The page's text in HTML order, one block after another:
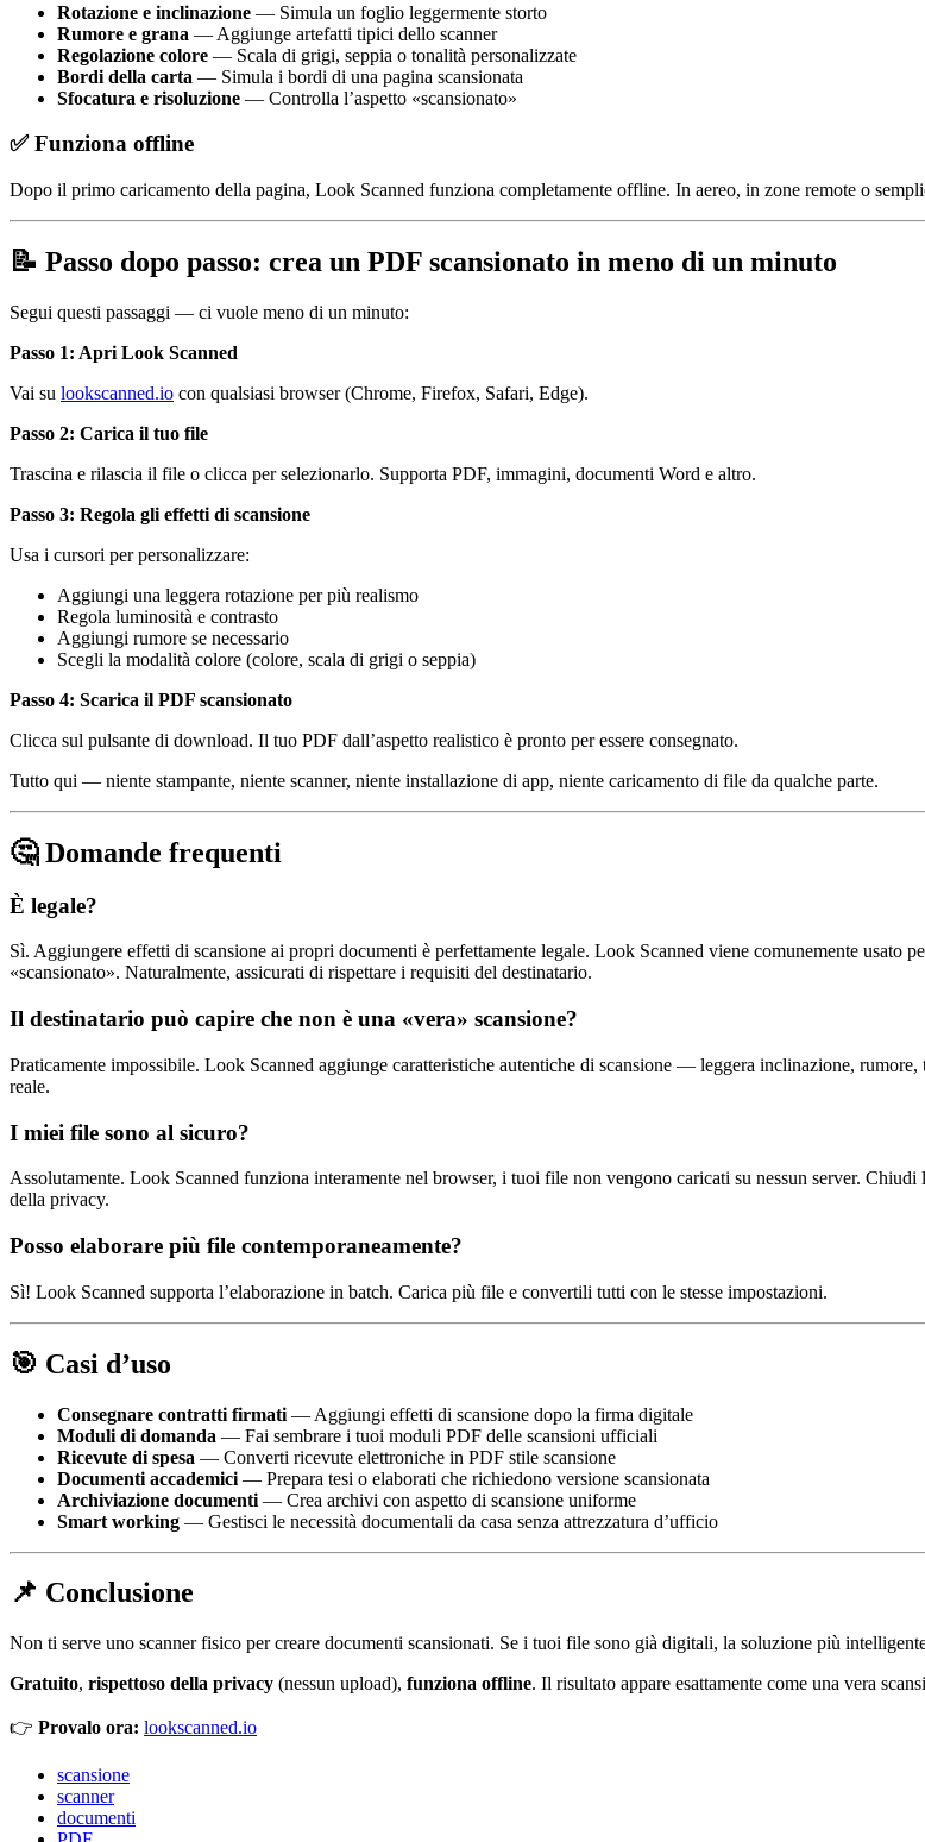
Rotazione e inclinazione — Simula un foglio leggermente storto
Rumore e grana — Aggiunge artefatti tipici dello scanner
Regolazione colore — Scala di grigi, seppia o tonalità personalizzate
Bordi della carta — Simula i bordi di una pagina scansionata
Sfocatura e risoluzione — Controlla l’aspetto «scansionato»
✅ Funziona offline
Dopo il primo caricamento della pagina, Look Scanned funziona completamente offline. In aereo, in zone remote o
📝 Passo dopo passo: crea un PDF scansionato in meno di un minuto
Segui questi passaggi — ci vuole meno di un minuto:
Passo 1: Apri Look Scanned
Vai su lookscanned.io con qualsiasi browser (Chrome, Firefox, Safari, Edge).
Passo 2: Carica il tuo file
Trascina e rilascia il file o clicca per selezionarlo. Supporta PDF, immagini, documenti Word e altro.
Passo 3: Regola gli effetti di scansione
Usa i cursori per personalizzare:
Aggiungi una leggera rotazione per più realismo
Regola luminosità e contrasto
Aggiungi rumore se necessario
Scegli la modalità colore (colore, scala di grigi o seppia)
Passo 4: Scarica il PDF scansionato
Clicca sul pulsante di download. Il tuo PDF dall’aspetto realistico è pronto per essere consegnato.
Tutto qui — niente stampante, niente scanner, niente installazione di app, niente caricamento di file da qualche parte.
🤔 Domande frequenti
È legale?
Sì. Aggiungere effetti di scansione ai propri documenti è perfettamente legale. Look Scanned viene comunemente usato
«scansionato». Naturalmente, assicurati di rispettare i requisiti del destinatario.
Il destinatario può capire che non è una «vera» scansione?
Praticamente impossibile. Look Scanned aggiunge caratteristiche autentiche di scansione — leggera inclinazione,
reale.
I miei file sono al sicuro?
Assolutamente. Look Scanned funziona interamente nel browser, i tuoi file non vengono caricati su nessun server.
della privacy.
Posso elaborare più file contemporaneamente?
Sì! Look Scanned supporta l’elaborazione in batch. Carica più file e convertili tutti con le stesse impostazioni.
🎯 Casi d’uso
Consegnare contratti firmati — Aggiungi effetti di scansione dopo la firma digitale
Moduli di domanda — Fai sembrare i tuoi moduli PDF delle scansioni ufficiali
Ricevute di spesa — Converti ricevute elettroniche in PDF stile scansione
Documenti accademici — Prepara tesi o elaborati che richiedono versione scansionata
Archiviazione documenti — Crea archivi con aspetto di scansione uniforme
Smart working — Gestisci le necessità documentali da casa senza attrezzatura d’ufficio
📌 Conclusione
Non ti serve uno scanner fisico per creare documenti scansionati. Se i tuoi file sono già digitali, la soluzione più
Gratuito, rispettoso della privacy (nessun upload), funziona offline. Il risultato appare esattamente come una vera
👉 Provalo ora: lookscanned.io
scansione
scanner
documenti